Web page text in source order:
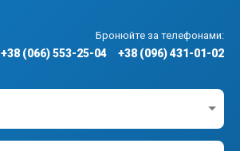
Бронюйте за телефонами:
+38 (066) 553-25-04 +38 (096) 431-01-02